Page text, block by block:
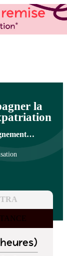
en régions
des talents
la